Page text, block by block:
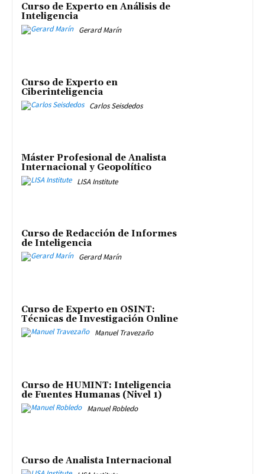
Curso de Experto en Análisis de
Inteligencia
Gerard Marín
Curso de Experto en
Ciberinteligencia
Carlos Seisdedos
Máster Profesional de Analista
Internacional y Geopolítico
LISA Institute
Curso de Redacción de Informes
de Inteligencia
Gerard Marín
Curso de Experto en OSINT:
Técnicas de Investigación Online
Manuel Travezaño
Curso de HUMINT: Inteligencia
de Fuentes Humanas (Nivel 1)
Manuel Robledo
Curso de Analista Internacional